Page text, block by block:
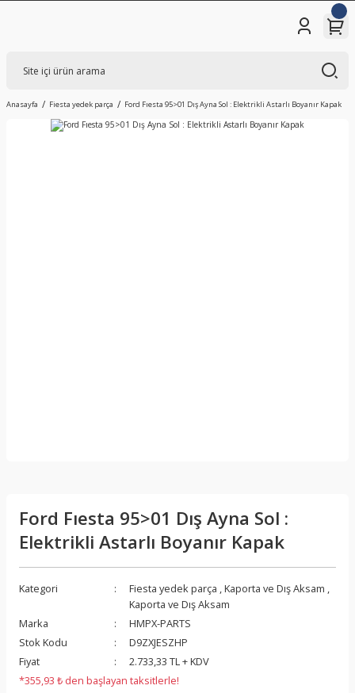
Anasayfa Fiesta yedek parça Ford Fıesta 95>01 Dış Ayna Sol : Elektrikli Astarlı Boyanır Kapak
Ford Fıesta 95>01 Dış Ayna Sol :
Elektrikli Astarlı Boyanır Kapak
Kategori Fiesta yedek parça ,Kaporta ve Dış Aksam ,
Kaporta ve Dış Aksam
Marka
HMPX-PARTS
Stok Kodu
D9ZXJESZHP
Fiyat
2.733,33 TL + KDV
*355,93 ₺ den başlayan taksitlerle!